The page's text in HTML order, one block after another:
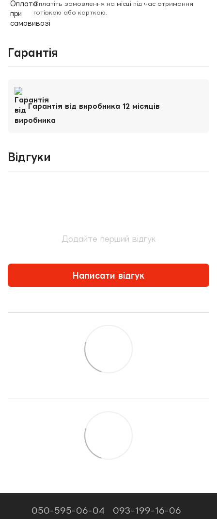
Оплатіть замовлення на місці під час отримання
готівкою або карткою.
Гарантія
Гарантія від виробника 12 місяців
Відгуки
Додайте перший відгук
Написати відгук
050-595-06-04 093-199-16-06